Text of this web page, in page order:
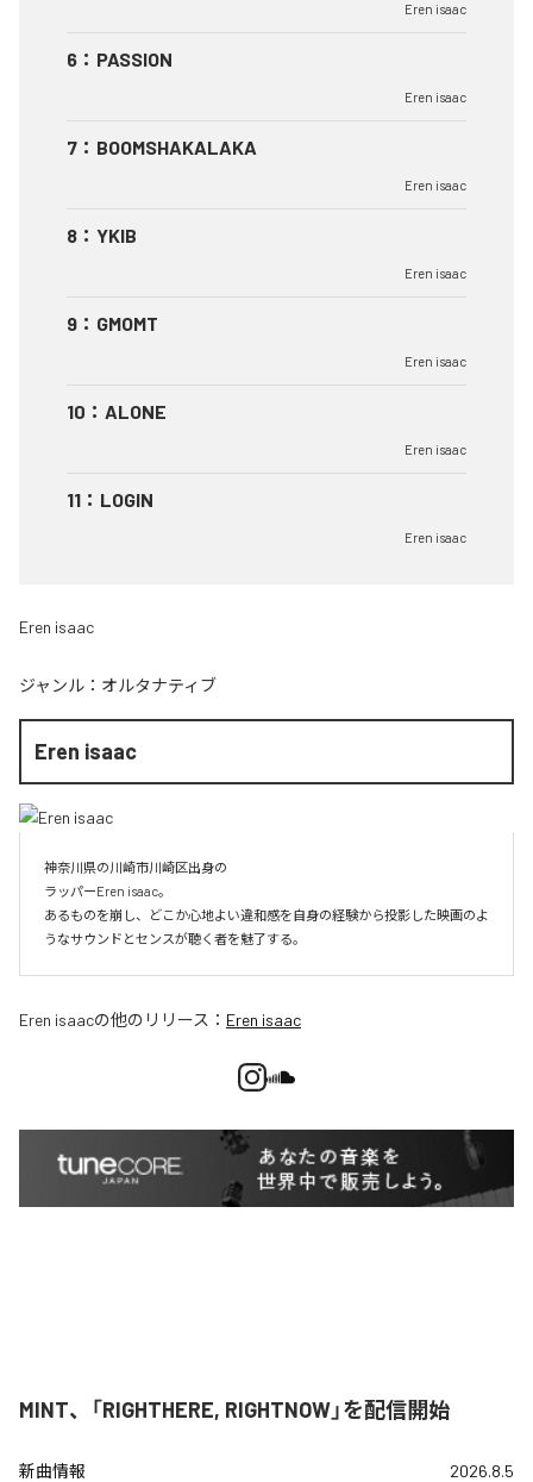
Eren isaac
6 ： PASSION
Eren isaac
7 ： BOOMSHAKALAKA
Eren isaac
8 ： YKIB
Eren isaac
9 ： GMOMT
Eren isaac
10 ： ALONE
Eren isaac
11 ： LOGIN
Eren isaac
Eren isaac
ジャンル： オルタナティブ
Eren isaac
神奈川県の川崎市川崎区出身の
ラッパーEren isaac。
あるものを崩し、どこか心地よい違和感を自身の経験から投影した映画のよ
うなサウンドとセンスが聴く者を魅了する。
Eren isaacの他のリリース： Eren isaac
MINT、「RIGHTHERE, RIGHTNOW」を配信開始
新曲情報 2026.8.5